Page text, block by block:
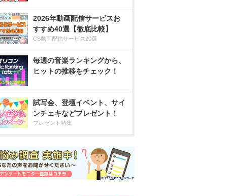
2026年動画配信サービスお
すすめ40選【徹底比較】
CS動画配信サービス20選
毎週の音楽ランキングから、
ヒットの推移をチェック！
試写会、登壇イベント、サイ
ンチェキなどプレゼント！
プレゼント特集